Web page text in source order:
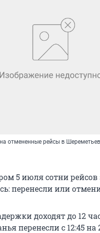
отмененные рейсы в
5 июля сотни
перенесли или
доходят до 12
перенесли с 12:45 на